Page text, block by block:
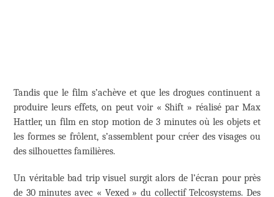
Tandis que le film s’achève et que les drogues continuent a
produire leurs effets, on peut voir « Shift » réalisé par Max
Hattler, un film en stop motion de 3 minutes où les objets et
les formes se frôlent, s’assemblent pour créer des visages ou
des silhouettes familières.
Un véritable bad trip visuel surgit alors de l’écran pour près
de 30 minutes avec « Vexed » du collectif Telcosystems. Des